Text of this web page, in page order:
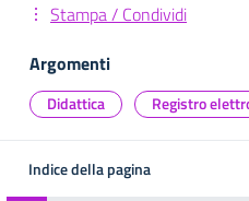
Stampa / Condividi
Argomenti
Didattica Registro
Indice della pagina